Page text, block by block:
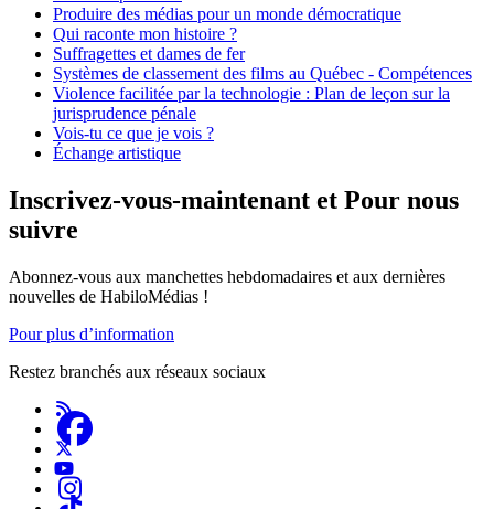
Produire des médias pour un monde démocratique
Qui raconte mon histoire ?
Suffragettes et dames de fer
Systèmes de classement des films au Québec - Compétences
Violence facilitée par la technologie : Plan de leçon sur la
jurisprudence pénale
Vois-tu ce que je vois ?
Échange artistique
Inscrivez-vous-maintenant et Pour nous
suivre
Abonnez-vous aux manchettes hebdomadaires et aux dernières
nouvelles de HabiloMédias !
Pour plus d’information
Restez branchés aux réseaux sociaux